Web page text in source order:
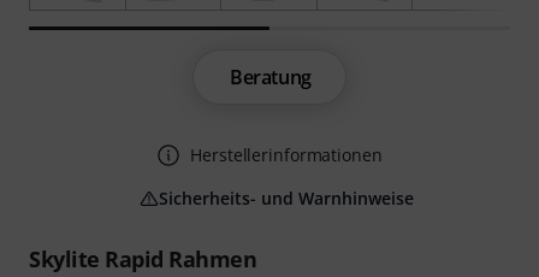
Skylite Rapid Rahmen
Beratung
Herstellerinformationen
Sicherheits- und Warnhinweise